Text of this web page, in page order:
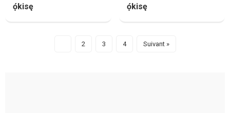
ọ́kisę ọ́kisę
2 3 4 Suivant »